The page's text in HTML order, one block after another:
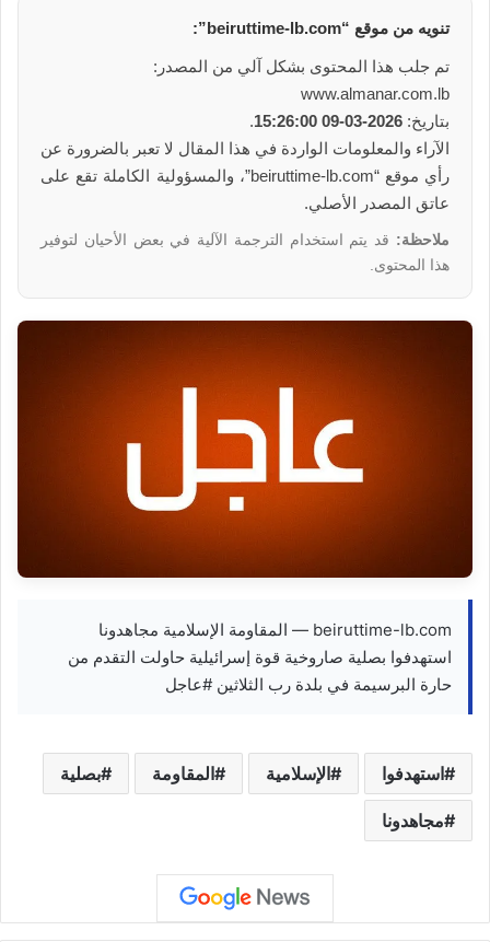
تنويه من موقع “beiruttime-lb.com”:
تم جلب هذا المحتوى بشكل آلي من المصدر:
www.almanar.com.lb
بتاريخ: 2026-03-09 15:26:00
.
الآراء والمعلومات الواردة في هذا المقال لا تعبر بالضرورة عن
رأي موقع “beiruttime-lb.com”، والمسؤولية الكاملة تقع على
عاتق المصدر الأصلي.
ملاحظة: قد يتم استخدام الترجمة الآلية في بعض الأحيان لتوفير
هذا المحتوى.
beiruttime-lb.com — المقاومة الإسلامية مجاهدونا
استهدفوا بصلية صاروخية قوة إسرائيلية حاولت التقدم من
حارة البرسيمة في بلدة رب الثلاثين #عاجل
استهدفوا الإسلامية المقاومة بصلية
مجاهدونا